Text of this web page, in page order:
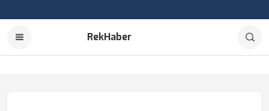
RekHaber